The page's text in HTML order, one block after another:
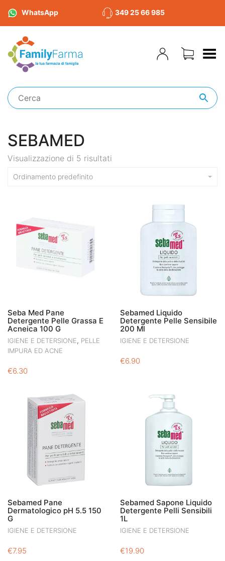
WhatsApp 349 25 66 985
Toggle Menu
SEBAMED
Visualizzazione di 5 risultati
Ordinamento predefinito
Seba Med Pane
Detergente Pelle Grassa E
Acneica 100 G
IGIENE E DETERSIONE, PELLE
IMPURA ED ACNE
€6.30
Sebamed Liquido
Detergente Pelle Sensibile
200 Ml
IGIENE E DETERSIONE
€6.90
Sebamed Pane
Dermatologico pH 5.5 150
G
IGIENE E DETERSIONE
€7.95
Sebamed Sapone Liquido
Detergente Pelli Sensibili
1L
IGIENE E DETERSIONE
€19.90